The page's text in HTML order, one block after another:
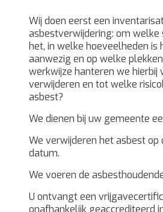
Wij doen eerst een
asbestverwijdering: om
het, in welke hoeveelheden is
aanwezig en op welke
werkwijze hanteren we hierbij
verwijderen en tot welke
asbest?
We dienen bij uw gemeente
We verwijderen het asbest
datum.
We voeren de
U ontvangt een
onafhankelijk geaccrediteerd